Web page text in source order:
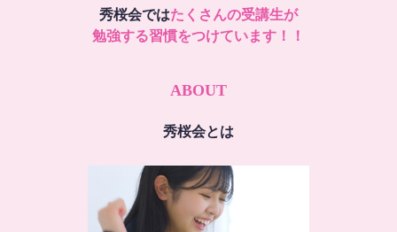
秀桜会ではたくさんの受講生が
勉強する習慣をつけています！！
ABOUT
秀桜会とは